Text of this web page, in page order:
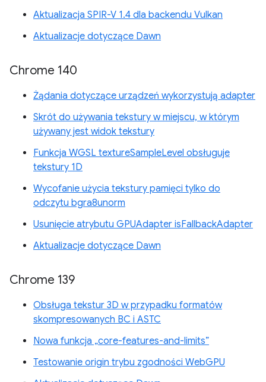
Aktualizacja SPIR-V 1.4 dla backendu Vulkan
Aktualizacje dotyczące Dawn
Chrome 140
Żądania dotyczące urządzeń wykorzystują adapter
Skrót do używania tekstury w miejscu, w którym
używany jest widok tekstury
Funkcja WGSL textureSampleLevel obsługuje
tekstury 1D
Wycofanie użycia tekstury pamięci tylko do
odczytu bgra8unorm
Usunięcie atrybutu GPUAdapter isFallbackAdapter
Aktualizacje dotyczące Dawn
Chrome 139
Obsługa tekstur 3D w przypadku formatów
skompresowanych BC i ASTC
Nowa funkcja „core-features-and-limits”
Testowanie origin trybu zgodności WebGPU